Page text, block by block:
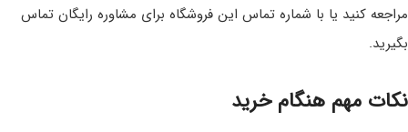
مراجعه کنید یا با شماره تماس این فروشگاه برای مشاوره رایگان تماس
بگیرید.
نکات مهم هنگام خرید